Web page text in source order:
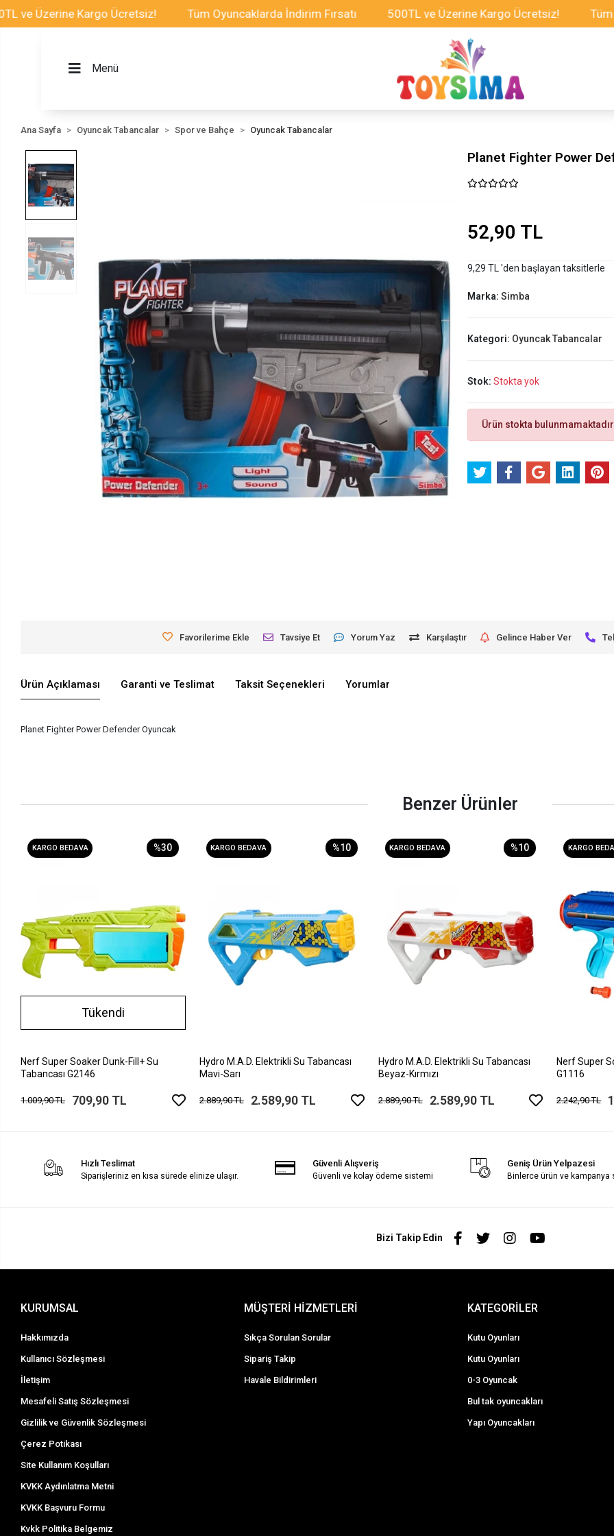
Üzerine Kargo Ücretsiz! Tüm Oyuncaklarda İndirim Fırsatı 500TL ve Üzerine Kargo Ücretsiz! Tüm
Menü
Ana Sayfa Oyuncak Tabancalar Spor ve Bahçe Oyuncak Tabancalar
Planet Fighter Power
52,90 TL
9,29 TL 'den başlayan taksitlerle
Marka: Simba
Kategori: Oyuncak Tabancalar
Stok: Stokta yok
Ürün stokta
Favorilerime Ekle Tavsiye Et Yorum Yaz Karşılaştır Gelince Haber Ver
Ürün Açıklaması Garanti ve Teslimat Taksit Seçenekleri Yorumlar
Planet Fighter Power Defender Oyuncak
Benzer Ürünler
KARGO BEDAVA %30
Tükendi
Nerf Super Soaker Dunk-Fill+ Su
Tabancası G2146
1.009,90 TL 709,90 TL
KARGO BEDAVA %10
Hydro M.A.D. Elektrikli Su Tabancası
Mavi-Sarı
2.889,90 TL 2.589,90 TL
KARGO BEDAVA %10
Hydro M.A.D. Elektrikli Su Tabancası
Beyaz-Kırmızı
2.889,90 TL 2.589,90 TL
KARGO
Nerf Super
G1116
2.242,90 TL
Hızlı Teslimat
Siparişleriniz en kısa sürede elinize ulaşır.
Güvenli Alışveriş
Güvenli ve kolay ödeme sistemi
Geniş Ürün Yelpazesi
Binlerce ürün ve kampanya
Bizi Takip Edin
KURUMSAL
Hakkımızda
Kullanıcı Sözleşmesi
İletişim
Mesafeli Satış Sözleşmesi
Gizlilik ve Güvenlik Sözleşmesi
Çerez Potikası
Site Kullanım Koşulları
KVKK Aydınlatma Metni
KVKK Başvuru Formu
Kvkk Politika Belgemiz
MÜŞTERİ HİZMETLERİ
Sıkça Sorulan Sorular
Sipariş Takip
Havale Bildirimleri
KATEGORİLER
Kutu Oyunları
Kutu Oyunları
0-3 Oyuncak
Bul tak oyuncakları
Yapı Oyuncakları